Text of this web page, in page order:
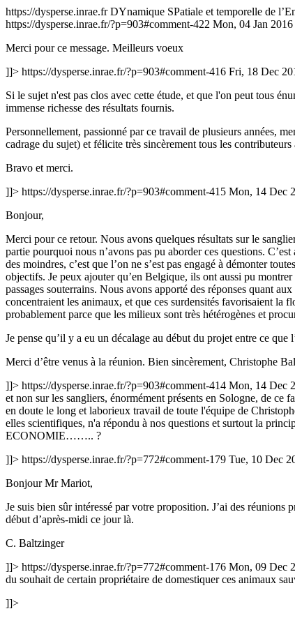
https://dysperse.inrae.frDYnamique SPatiale et temporelle de
https://dysperse.inrae.fr/?p=903#comment-422 Mon, 04 Jan
Merci pour ce message. Meilleurs voeux
]]> https://dysperse.inrae.fr/?p=903#comment-416 Fri, 18 Dec
Si le sujet n'est pas clos avec cette étude, et que l'on peut tous
immense richesse des résultats fournis.
Personnellement, passionné par ce travail de plusieurs années,
cadrage du sujet) et félicite très sincèrement tous les
Bravo et merci.
]]> https://dysperse.inrae.fr/?p=903#comment-415 Mon, 14 Dec
Bonjour,
Merci pour ce retour. Nous avons quelques résultats sur le
partie pourquoi nous n’avons pas pu aborder ces questions.
des moindres, c’est que l’on ne s’est pas engagé à démonter
objectifs. Je peux ajouter qu’en Belgique, ils ont aussi pu
passages souterrains. Nous avons apporté des réponses quant
concentraient les animaux, et que ces surdensités favorisaient la
probablement parce que les milieux sont très hétérogènes et
Je pense qu’il y a eu un décalage au début du projet entre ce
Merci d’être venus à la réunion. Bien sincèrement, Christophe
]]> https://dysperse.inrae.fr/?p=903#comment-414 Mon, 14 Dec
et non sur les sangliers, énormément présents en Sologne, de
en doute le long et laborieux travail de toute l'équipe de
elles scientifiques, n'a répondu à nos questions et surtout la
ECONOMIE…….. ?
]]> https://dysperse.inrae.fr/?p=772#comment-179 Tue, 10 Dec
Bonjour Mr Mariot,
Je suis bien sûr intéressé par votre proposition. J’ai des
début d’après-midi ce jour là.
C. Baltzinger
]]> https://dysperse.inrae.fr/?p=772#comment-176 Mon, 09 Dec
du souhait de certain propriétaire de domestiquer ces animaux
]]>